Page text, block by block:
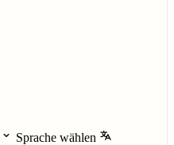
Sprache wählen